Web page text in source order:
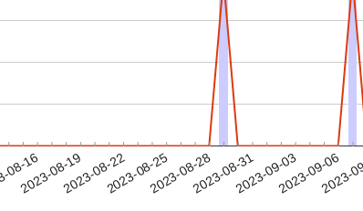
16
2023-08-192023-08-222023-08-252023-08-282023-08-312023-09-032023-09-06
2023-